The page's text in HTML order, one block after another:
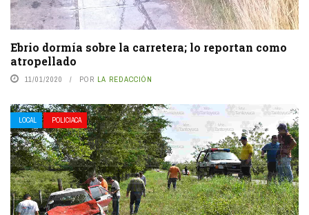
Ebrio dormía sobre la carretera; lo reportan como
atropellado
11/01/2020 POR LA REDACCIÓN
LOCAL POLICIACA